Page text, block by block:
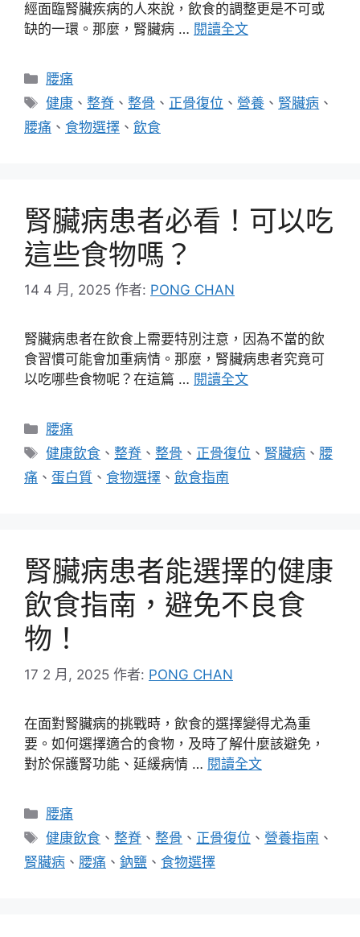
經面臨腎臟疾病的人來說，飲食的調整更是不可或
缺的一環。那麼，腎臟病 … 閱讀全文
分
類
腰痛
標
籤
健康 、整脊 、整骨 、 正骨復位 、 營養 、 腎臟病 、
腰痛 、 食物選擇 、 飲食
腎臟病患者必看！可以吃
這些食物嗎？
14 4 月, 2025 作者: PONG CHAN
腎臟病患者在飲食上需要特別注意，因為不當的飲
食習慣可能會加重病情。那麼，腎臟病患者究竟可
以吃哪些食物呢？在這篇 … 閱讀全文
分
類
腰痛
標
籤
健康飲食 、整脊 、整骨 、 正骨復位 、 腎臟病 、 腰
痛 、 蛋白質 、 食物選擇 、 飲食指南
腎臟病患者能選擇的健康
飲食指南，避免不良食
物！
17 2 月, 2025 作者: PONG CHAN
在面對腎臟病的挑戰時，飲食的選擇變得尤為重
要。如何選擇適合的食物，及時了解什麼該避免，
對於保護腎功能、延緩病情 … 閱讀全文
分
類
腰痛
標
籤
健康飲食 、整脊 、整骨 、 正骨復位 、 營養指南 、
腎臟病 、 腰痛 、 鈉鹽 、 食物選擇